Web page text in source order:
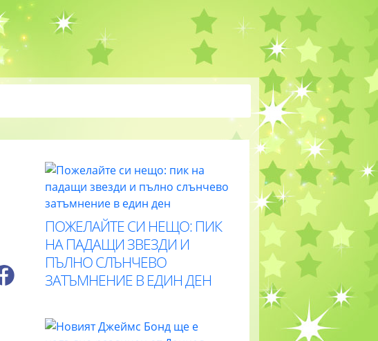
ПОЖЕЛАЙТЕ СИ НЕЩО: ПИК
НА ПАДАЩИ ЗВЕЗДИ И
ПЪЛНО СЛЪНЧЕВО
ЗАТЪМНЕНИЕ В ЕДИН ДЕН